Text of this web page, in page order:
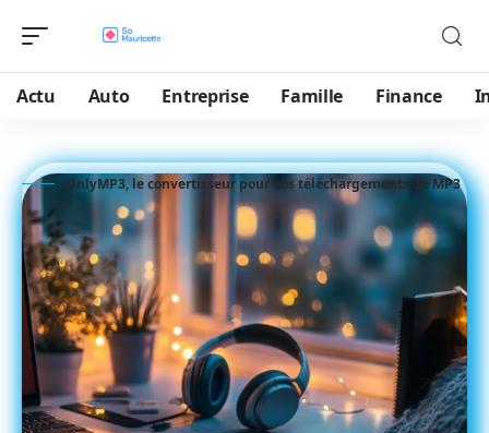
Actu Auto Entreprise Famille Finance
OnlyMP3, le convertisseur pour vos téléchargements de MP3